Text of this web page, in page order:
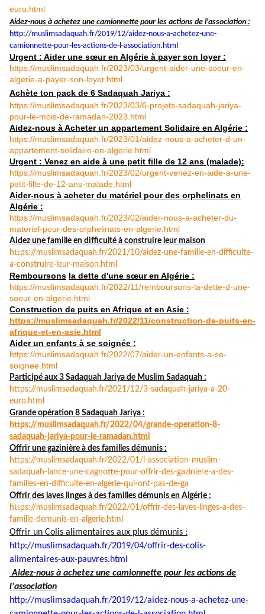
euro.html
Aidez-nous à achetez une camionnette pour les actions de l'association :
http://muslimsadaquah.fr/2019/12/aidez-nous-a-achetez-une-
camionnette-pour-les-actions-de-l-association.html
Urgent : Aider une sœur en Algérie à payer son loyer :
https://muslimsadaquah.fr/2023/03/urgent-aider-une-soeur-en-
algerie-a-payer-son-loyer.html
Achète ton pack de 6 Sadaquah Jariya :
https://muslimsadaquah.fr/2023/03/6-projets-sadaquah-jariya-
pour-le-mois-de-ramadan-2023.html
Aidez-nous à Acheter un appartement Solidaire en Algérie :
https://muslimsadaquah.fr/2023/01/aidez-nous-a-acheter-d-un-
appartement-solidaire-en-algerie.html
Urgent : Venez en aide à une petit fille de 12 ans (malade):
https://muslimsadaquah.fr/2023/02/urgent-venez-en-aide-a-une-
petit-fille-de-12-ans-malade.html
Aider-nous à acheter du matériel pour des orphelinats en
Algérie :
https://muslimsadaquah.fr/2023/02/aider-nous-a-acheter-du-
materiel-pour-des-orphelinats-en-algerie.html
Aidez une famille en difficulté à construire leur maison
https://muslimsadaquah.fr/2021/10/aidez-une-famille-en-difficulte-
a-construire-leur-maison.html
Remboursons la dette d'une sœur en Algérie :
https://muslimsadaquah.fr/2022/11/remboursons-la-dette-d-une-
soeur-en-algerie.html
Construction de puits en Afrique et en Asie :
https://muslimsadaquah.fr/2022/11/construction-de-puits-en-
afrique-et-en-asie.html
Aider un enfants à se soignée :
https://muslimsadaquah.fr/2022/07/aider-un-enfants-a-se-
soignee.html
Participé aux 3 Sadaquah Jariya de Muslim Sadaquah :
https://muslimsadaquah.fr/2021/12/3-sadaquah-jariya-a-20-
euro.html
Grande opération 8 Sadaquah Jariya :
https://muslimsadaquah.fr/2022/04/grande-operation-8-
sadaquah-jariya-pour-le-ramadan.html
Offrir une gazinière à des familles démunis :
https://muslimsadaquah.fr/2022/01/l-association-muslim-
sadaquah-lance-une-cagnotte-pour-offrir-des-gaziniere-a-des-
familles-en-difficulte-en-algerie-qui-ont-pas-de-ga
Offrir des laves linges à des familles démunis en Algérie :
https://muslimsadaquah.fr/2022/01/offrir-des-laves- linges-a-des-
famille-demunis-en-algerie.html
Offrir un Colis alimentaires aux plus démunis :
http://muslimsadaquah.fr/2019/04/offrir-des-colis-
alimentaires-aux-pauvres.html
Aidez-nous à achetez une camionnette pour les actions de
l'association
http://muslimsadaquah.fr/2019/12/aidez-nous-a-achetez-une-